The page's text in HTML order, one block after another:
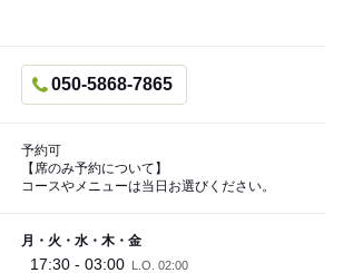
050-5868-7865
予約可
【席のみ予約について】
コースやメニューは当日お選びください。
月・火・水・木・金
17:30 - 03:00 L.O. 02:00